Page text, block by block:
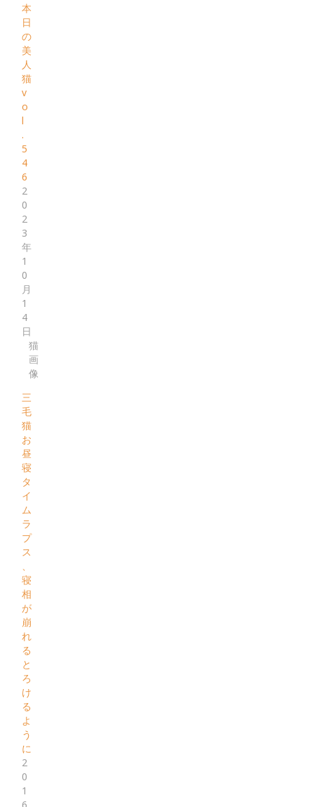
本
日
の
美
人
猫
v
o
l
.
5
4
6
2
0
2
3
年
1
0
月
1
4
日
猫
画
像
三
毛
猫
お
昼
寝
タ
イ
ム
ラ
プ
ス
寝
相
が
崩
れ
る
と
ろ
け
る
よ
う
に
2
0
1
6